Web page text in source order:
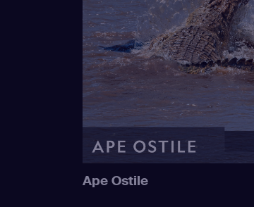
Ape Ostile